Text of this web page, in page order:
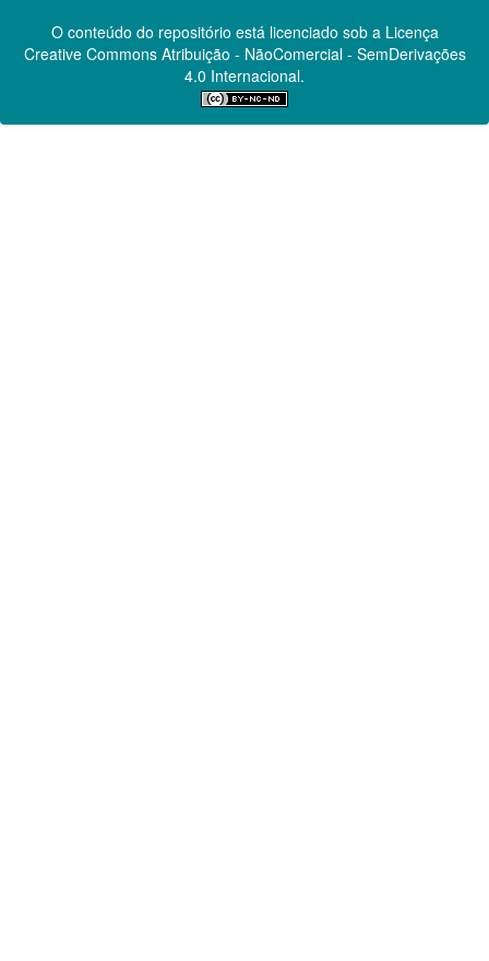
O conteúdo do repositório está licenciado sob a Licença
Creative CommonsAtribuição - NãoComercial - SemDerivações
4.0 Internacional.